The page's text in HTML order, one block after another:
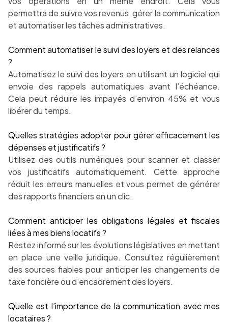
permettra de suivre vos revenus, gérer la communication
et automatiser les tâches administratives.
Comment automatiser le suivi des loyers et des relances
?
Automatisez le suivi des loyers en utilisant un logiciel qui
envoie des rappels automatiques avant l’échéance.
Cela peut réduire les impayés d’environ 45% et vous
libérer du temps.
Quelles stratégies adopter pour gérer efficacement les
dépenses et justificatifs ?
Utilisez des outils numériques pour scanner et classer
vos justificatifs automatiquement. Cette approche
réduit les erreurs manuelles et vous permet de générer
des rapports financiers en un clic.
Comment anticiper les obligations légales et fiscales
liées à mes biens locatifs ?
Restez informé sur les évolutions législatives en mettant
en place une veille juridique. Consultez régulièrement
des sources fiables pour anticiper les changements de
taxe foncière ou d’encadrement des loyers.
Quelle est l’importance de la communication avec mes
locataires ?